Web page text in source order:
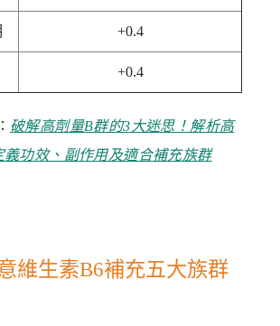
+0.4
+0.4
破解高劑量B群的3大迷思！解析高
義功效、副作用及適合補充族群
維生素B6補充五大族群